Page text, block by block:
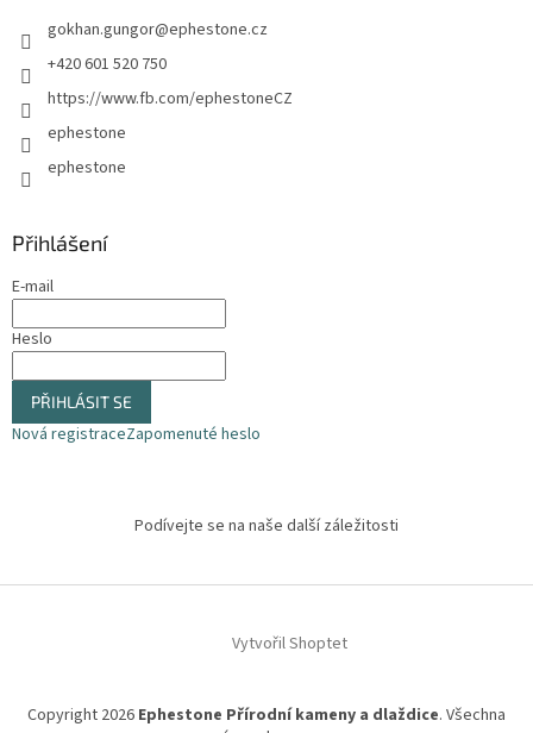
gokhan.gungor@ephestone.cz
+420 601 520 750
https://www.fb.com/ephestoneCZ
ephestone
ephestone
Přihlášení
E-mail
Heslo
PŘIHLÁSIT SE
Nová registraceZapomenuté heslo
Podívejte se na naše další záležitosti
Vytvořil Shoptet
Copyright 2026 Ephestone Přírodní kameny a dlaždice. Všechna